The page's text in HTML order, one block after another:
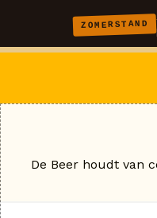
ZOMERSTAND
De Beer houdt van